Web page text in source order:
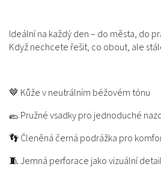
Ideální na každý den – do města, do
Když nechcete řešit, co obout, ale
🤎 Kůže v neutrálním béžovém tónu
🥿 Pružné vsadky pro jednoduché
👣 Členěná černá podrážka pro
🧵 Jemná perforace jako vizuální detail